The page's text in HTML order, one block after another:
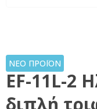
ΝΕΟ ΠΡΟΪΟΝ
EF-11L-2
διπλή